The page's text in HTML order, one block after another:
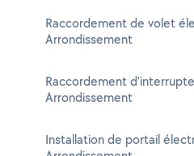
Raccordement de volet
Arrondissement
Raccordement
Arrondissement
Installation de portail